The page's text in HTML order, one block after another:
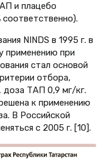
и плацебо
соответственно).
NINDS в 1995 г. в
применению при
стал основой
отбора,
доза ТАП 0,9 мг/кг.
к применению
В Российской
с 2005 г. [10].